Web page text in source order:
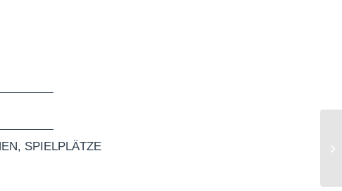
, SPIELPLÄTZE